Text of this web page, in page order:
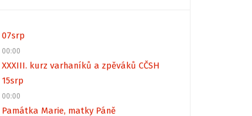
07srp
00:00
XXXIII. kurz varhaníků a zpěváků CČSH
15srp
00:00
Památka Marie, matky Páně